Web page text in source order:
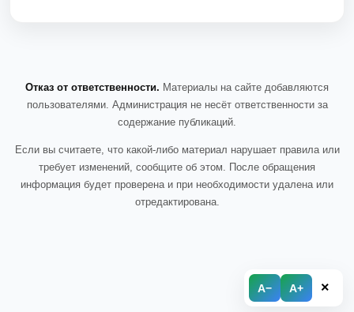
A− A+ ×
Отказ от ответственности. Материалы на сайте добавляются
пользователями. Администрация не несёт ответственности за
содержание публикаций.
Если вы считаете, что какой-либо материал нарушает правила или
требует изменений, сообщите об этом. После обращения
информация будет проверена и при необходимости удалена или
отредактирована.